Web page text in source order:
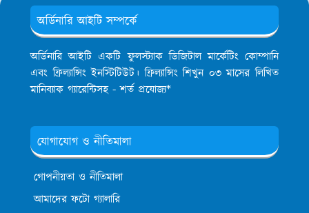
অর্ডিনারি আইটি সম্পর্কে
অর্ডিনারি আইটি একটি ফুলস্ট্যাক ডিজিটাল মার্কেটিং কোম্পানি
এবং ফ্রিল্যান্সিং ইনস্টিটিউট। ফ্রিল্যান্সিং শিখুন ০৩ মাসের লিখিত
মানিব্যাক গ্যারেন্টিসহ - শর্ত প্রযোজ্য*
যোগাযোগ ও নীতিমালা
গোপনীয়তা ও নীতিমালা
আমাদের ফটো গ্যালারি